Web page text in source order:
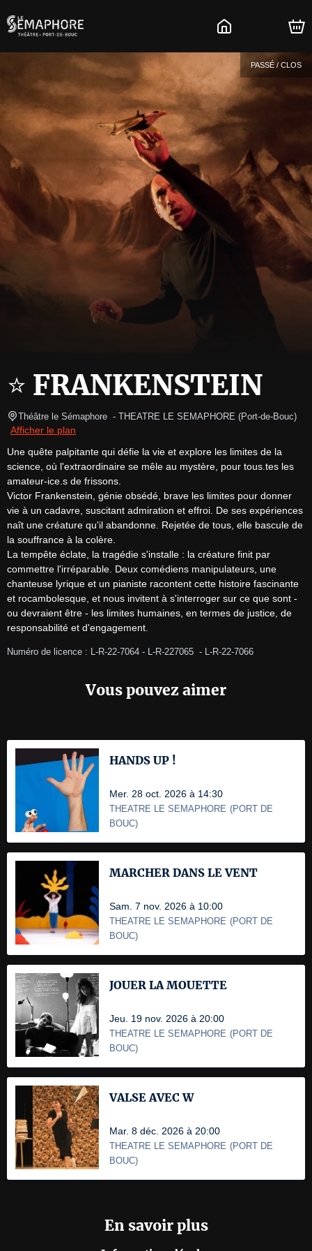
PASSÉ / CLOS
⭐️ FRANKENSTEIN
Théâtre le Sémaphore - THEATRE LE SEMAPHORE (Port-de-Bouc)
Afficher le plan
Une quête palpitante qui défie la vie et explore les limites de la
science, où l'extraordinaire se mêle au mystère, pour tous.tes les
amateur-ice.s de frissons.
Victor Frankenstein, génie obsédé, brave les limites pour donner
vie à un cadavre, suscitant admiration et effroi. De ses expériences
naît une créature qu'il abandonne. Rejetée de tous, elle bascule de
la souffrance à la colère.
La tempête éclate, la tragédie s'installe : la créature finit par
commettre l'irréparable. Deux comédiens manipulateurs, une
chanteuse lyrique et un pianiste racontent cette histoire fascinante
et rocambolesque, et nous invitent à s'interroger sur ce que sont -
ou devraient être - les limites humaines, en termes de justice, de
responsabilité et d'engagement.
Numéro de licence : L-R-22-7064 - L-R-227065  - L-R-22-7066
Vous pouvez aimer
HANDS UP !
Mer. 28 oct. 2026 à 14:30
THEATRE LE SEMAPHORE (PORT DE
BOUC)
MARCHER DANS LE VENT
Sam. 7 nov. 2026 à 10:00
THEATRE LE SEMAPHORE (PORT DE
BOUC)
JOUER LA MOUETTE
Jeu. 19 nov. 2026 à 20:00
THEATRE LE SEMAPHORE (PORT DE
BOUC)
VALSE AVEC W
Mar. 8 déc. 2026 à 20:00
THEATRE LE SEMAPHORE (PORT DE
BOUC)
En savoir plus